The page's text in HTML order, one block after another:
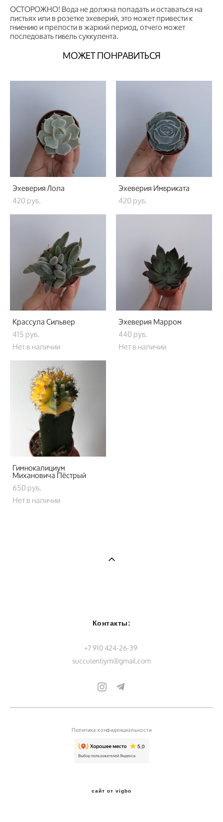
ОСТОРОЖНО! Вода не должна попадать и оставаться на
листьях или в розетке эхеверий, это может привести к
гниению и прелости в жаркий период, отчего может
последовать гибель суккулента.
МОЖЕТ ПОНРАВИТЬСЯ
Эхеверия Лола
420 pуб.
Эхеверия Имбриката
420 pуб.
Крассула Сильвер
415 pуб.
Нет в наличии
Эхеверия Марром
440 pуб.
Нет в наличии
Гимнокалициум
Михановича Пёстрый
650 pуб.
Нет в наличии
Контакты:
+7 910 424-26-39
succulentiym@gmail.com
Политика конфиденциальности
сайт от vigbo